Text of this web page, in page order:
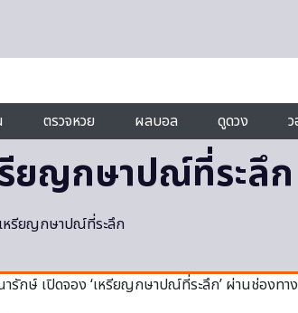
ตรวจหวย ผลบอล ดูดวง
ยญกษาปณ์ที่ระลึก
หรียญกษาปณ์ที่ระลึก